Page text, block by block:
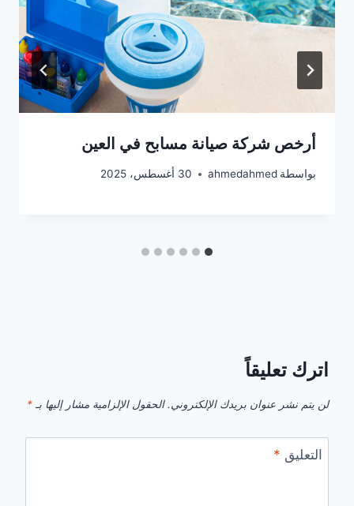
أرخص شركة صيانة مسابح في العين
بواسطة ahmedahmed 30 أغسطس، 2025
اترك تعليقاً
لن يتم نشر عنوان بريدك الإلكتروني. الحقول الإلزامية مشار إليها بـ *
التعليق *